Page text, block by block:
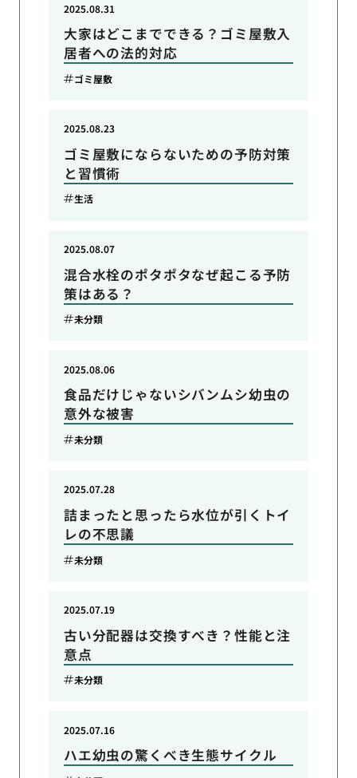
大家はどこまでできる？ゴミ屋敷入
居者への法的対応
2025.08.31
ゴミ屋敷
ゴミ屋敷にならないための予防対策
と習慣術
2025.08.23
生活
混合水栓のポタポタなぜ起こる予防
策はある？
2025.08.07
未分類
食品だけじゃないシバンムシ幼虫の
意外な被害
2025.08.06
未分類
詰まったと思ったら水位が引くトイ
レの不思議
2025.07.28
未分類
古い分配器は交換すべき？性能と注
意点
2025.07.19
未分類
ハエ幼虫の驚くべき生態サイクル
2025.07.16